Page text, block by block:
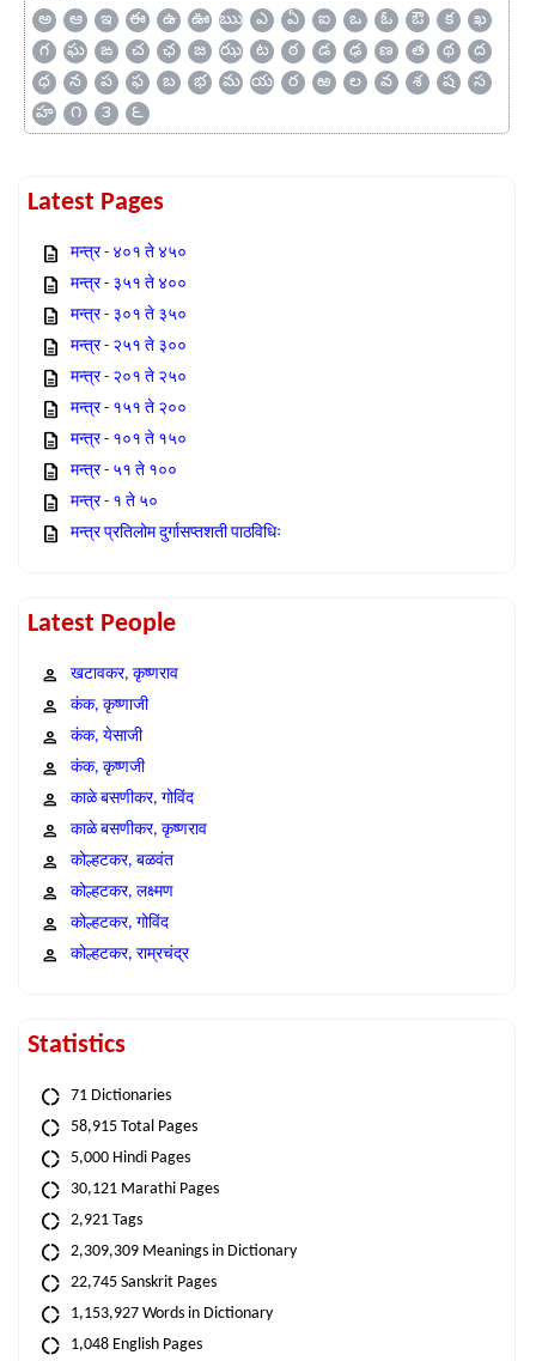
అ ఆ ఇ ఈ ఉ ఊ ఋ ఎ ఏ ఐ ఒ ఓ ఔ క
ఖ
గ
ఘ ఙ చ ఛ జ ఝ ట ఠ డ ఢ ణ త థ
ద
ధ
న ప ఫ బ భ మ య ర ఱ ల వ శ ష
స
హ
౧ ౩ ౬
Latest Pages
मन्त्र - ४०१ ते ४५०
मन्त्र - ३५१ ते ४००
मन्त्र - ३०१ ते ३५०
मन्त्र - २५१ ते ३००
मन्त्र - २०१ ते २५०
मन्त्र - १५१ ते २००
मन्त्र - १०१ ते १५०
मन्त्र - ५१ ते १००
मन्त्र - १ ते ५०
मन्त्र प्रतिलोम दुर्गासप्तशती पाठविधिः
Latest People
खटावकर, कृष्णराव
कंक, कृष्णाजी
कंक, येसाजी
कंक, कृष्णजी
काळे बसणीकर, गोविंद
काळे बसणीकर, कृष्णराव
कोल्हटकर, बळवंत
कोल्हटकर, लक्ष्मण
कोल्हटकर, गोविंद
कोल्हटकर, राम्रचंद्र
Statistics
71 Dictionaries
58,915 Total Pages
5,000 Hindi Pages
30,121 Marathi Pages
2,921 Tags
2,309,309 Meanings in Dictionary
22,745 Sanskrit Pages
1,153,927 Words in Dictionary
1,048 English Pages